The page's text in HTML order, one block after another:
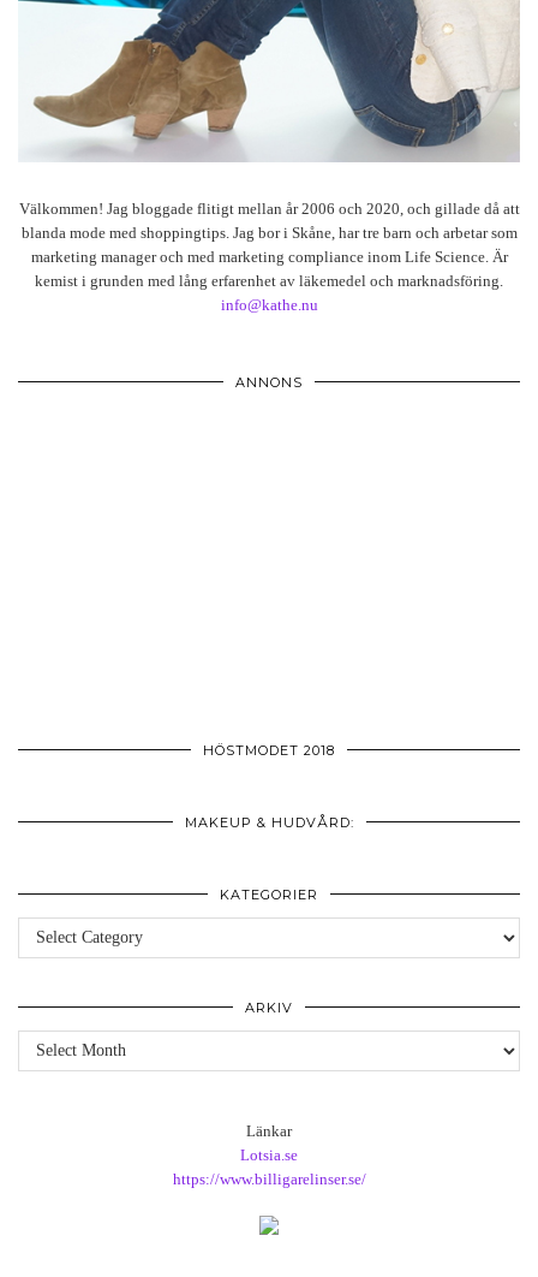
Välkommen! Jag bloggade flitigt mellan år 2006 och 2020, och gillade då att
blanda mode med shoppingtips. Jag bor i Skåne, har tre barn och arbetar som
marketing manager och med marketing compliance inom Life Science. Är
kemist i grunden med lång erfarenhet av läkemedel och marknadsföring.
info@kathe.nu
ANNONS
HÖSTMODET 2018
MAKEUP & HUDVÅRD:
KATEGORIER
Kategorier
ARKIV
Arkiv
Länkar
Lotsia.se
https://www.billigarelinser.se/